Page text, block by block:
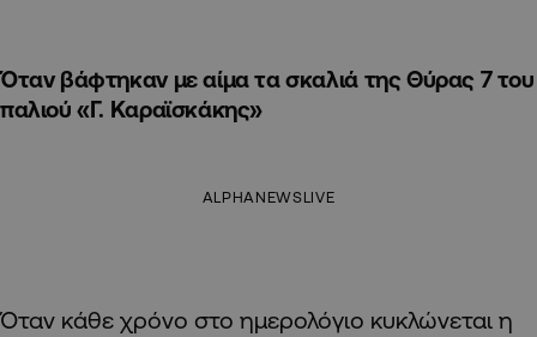
Όταν βάφτηκαν με αίμα τα σκαλιά της Θύρας 7 του
παλιού «Γ. Καραϊσκάκης»
ALPHANEWSLIVE
Όταν κάθε χρόνο στο ημερολόγιο κυκλώνεται η